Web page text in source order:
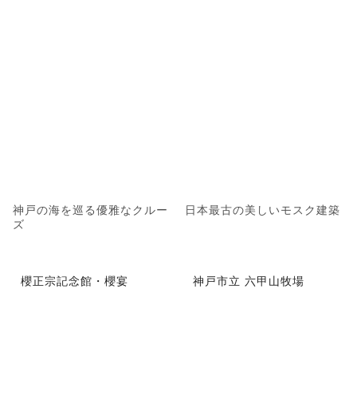
神戸の海を巡る優雅なクルー
ズ
日本最古の美しいモスク建築
櫻正宗記念館・櫻宴 神戸市立 六甲山牧場